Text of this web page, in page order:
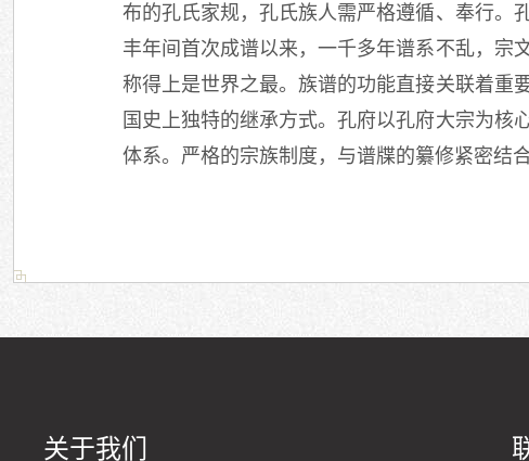
布的孔氏家规，孔氏族人需严格遵循、奉行。
丰年间首次成谱以来，一千多年谱系不乱，宗
称得上是世界之最。族谱的功能直接关联着
国史上独特的继承方式。孔府以孔府大宗为核
体系。严格的宗族制度，与谱牒的纂修紧密结
关于我们